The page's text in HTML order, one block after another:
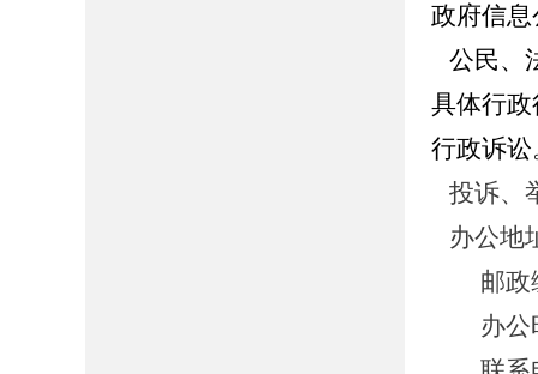
政府信
公民、
具体行
行政诉讼
投诉、
办公地
邮政
办